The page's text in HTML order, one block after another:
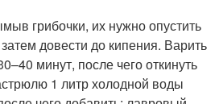
грибочки, их нужно опустить
довести до кипения. Варить
минут, после чего откинуть
1 литр холодной воды